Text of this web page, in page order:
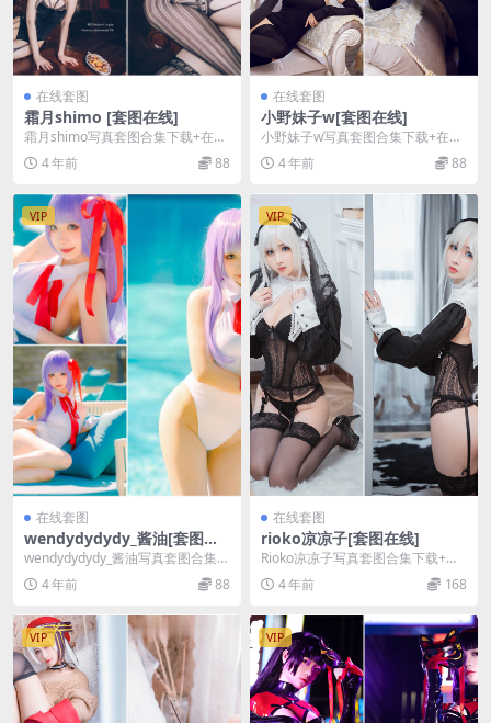
在线套图
霜月shimo [套图在线]
霜月shimo写真套图合集下载+在线
导航，更新至 135 期，持续更新
中。 霜月...
4 年前 88
在线套图
小野妹子w[套图在线]
小野妹子w写真套图合集下载+在线
导航，更新至 46 期，持续更新中。
小野妹子w...
4 年前 88
VIP
在线套图
wendydydydy_酱油[套图在
线]
wendydydydy_酱油写真套图合集下
载+在线导航，更新至 17 期，持续
更...4 年前 88
VIP
在线套图
rioko凉凉子[套图在线]
Rioko凉凉子写真套图合集下载+在
线导航，更新至 151 期，持续更新
中。 一...
4 年前 168
VIP VIP